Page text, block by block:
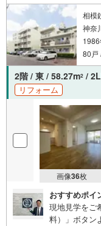
相模
神奈
1986
80戸
2階 / 東 / 58.27m2 /
リフォーム
画像36枚
おすすめポイ
現地見学をご
料）」ボタン